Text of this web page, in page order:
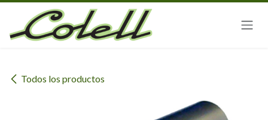
Ir al contenido
Todos los productos